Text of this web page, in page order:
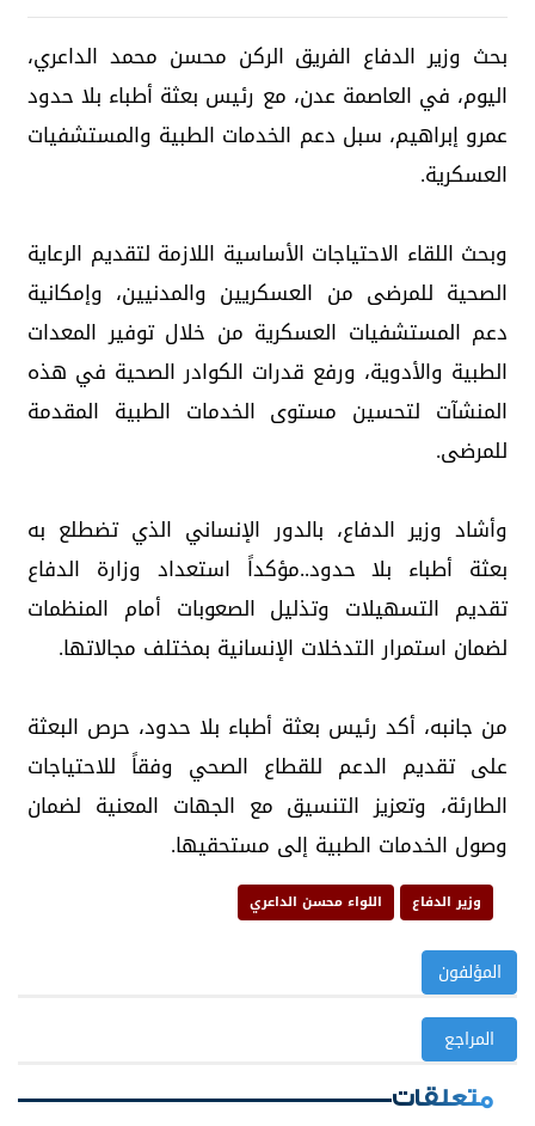
بحث وزير الدفاع الفريق الركن محسن محمد الداعري،
اليوم، في العاصمة عدن، مع رئيس بعثة أطباء بلا حدود
عمرو إبراهيم، سبل دعم الخدمات الطبية والمستشفيات
العسكرية.
وبحث اللقاء الاحتياجات الأساسية اللازمة لتقديم الرعاية
الصحية للمرضى من العسكريين والمدنيين، وإمكانية
دعم المستشفيات العسكرية من خلال توفير المعدات
الطبية والأدوية، ورفع قدرات الكوادر الصحية في هذه
المنشآت لتحسين مستوى الخدمات الطبية المقدمة
للمرضى.
وأشاد وزير الدفاع، بالدور الإنساني الذي تضطلع به
بعثة أطباء بلا حدود..مؤكداً استعداد وزارة الدفاع
تقديم التسهيلات وتذليل الصعوبات أمام المنظمات
لضمان استمرار التدخلات الإنسانية بمختلف مجالاتها.
من جانبه، أكد رئيس بعثة أطباء بلا حدود، حرص البعثة
على تقديم الدعم للقطاع الصحي وفقاً للاحتياجات
الطارئة، وتعزيز التنسيق مع الجهات المعنية لضمان
وصول الخدمات الطبية إلى مستحقيها.
وزير الدفاع اللواء محسن الداعري
المؤلفون
المراجع
متعلقات